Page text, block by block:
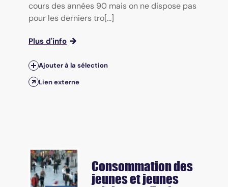
cours des années 90 mais on ne dispose pas
pour les derniers tro[...]
Plus d'info
Ajouter à la sélection
Lien externe
Consommation des
jeunes et jeunes